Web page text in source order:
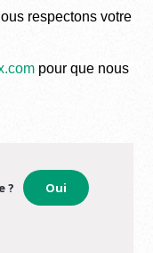
respectons votre
pour que nous
? Oui